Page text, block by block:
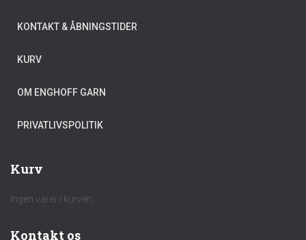
KONTAKT & ÅBNINGSTIDER
KURV
OM ENGHOFF GARN
PRIVATLIVSPOLITIK
Kurv
Ingen varer i kurven.
Kontakt os